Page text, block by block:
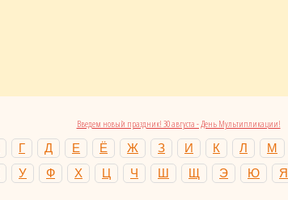
Введем новый праздник! 30 августа - День Мультипликации!
Г Д Е Ё Ж З И К Л М
У Ф Х Ц Ч Ш Щ Э Ю Я